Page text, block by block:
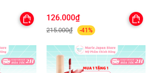
126.000₫
215.000₫ -41%